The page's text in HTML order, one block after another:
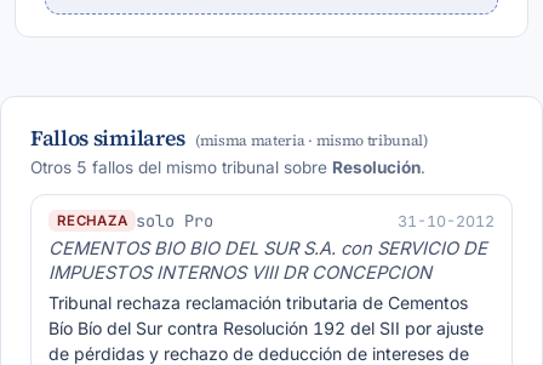
Fallos similares (misma materia · mismo tribunal)
Otros 5 fallos del mismo tribunal sobre Resolución.
RECHAZA solo Pro 31-10-2012
CEMENTOS BIO BIO DEL SUR S.A. con SERVICIO DE
IMPUESTOS INTERNOS VIII DR CONCEPCION
Tribunal rechaza reclamación tributaria de Cementos
Bío Bío del Sur contra Resolución 192 del SII por ajuste
de pérdidas y rechazo de deducción de intereses de